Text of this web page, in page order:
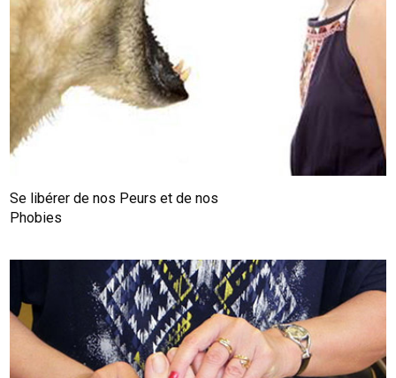
Se libérer de nos Peurs et de nos
Phobies